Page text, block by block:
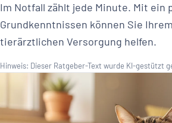
Im Notfall zählt jede Minute. Mit ein
Grundkenntnissen können Sie
tierärztlichen Versorgung helfen.
Hinweis: Dieser Ratgeber-Text wurde KI-gestützt